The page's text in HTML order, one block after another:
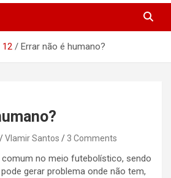
12 Errar não é humano?
Vlamir Santos 3 Comments
no meio futebolístico, sendo
gerar problema onde não tem,